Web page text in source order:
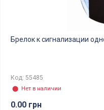
Брелок к сигнализации
Код: 55485
⬤ Нет в наличии
0.00 грн